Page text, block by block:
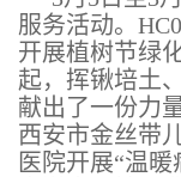
服务活动。
开展植树节绿
起，挥锹培土
献出了一份力
西安市金丝带
医院开展“温